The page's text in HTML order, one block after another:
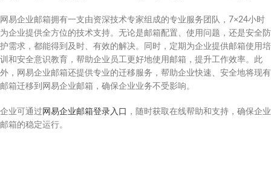
网易企业邮箱拥有一支由资深技术专家组成的专业服务团队，7×24小时
为企业提供全方位的技术支持。无论是邮箱配置、使用问题，还是安全防
护需求，都能得到及时、有效的解决。同时，定期为企业提供邮箱使用培
训和安全意识教育，帮助企业员工更好地使用邮箱，提升工作效率。此
外，网易企业邮箱还提供专业的迁移服务，帮助企业快速、安全地将现有
邮箱迁移到网易企业邮箱，确保企业业务不受影响。
企业可通过 网易企业邮箱登录入口
，随时获取在线帮助和支持，确保企业
邮箱的稳定运行。